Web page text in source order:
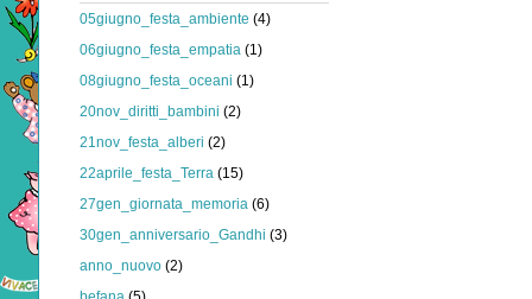
05giugno_festa_ambiente (4)
06giugno_festa_empatia (1)
08giugno_festa_oceani (1)
20nov_diritti_bambini (2)
21nov_festa_alberi (2)
22aprile_festa_Terra (15)
27gen_giornata_memoria (6)
30gen_anniversario_Gandhi (3)
anno_nuovo (2)